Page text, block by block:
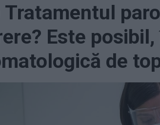
Tratamentul
Este
de